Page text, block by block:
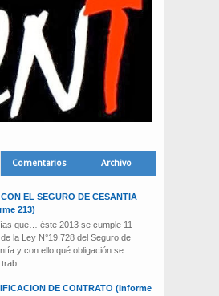
Comentarios Archivo
EL SEGURO DE CESANTIA
213)
que… éste 2013 se cumple 11
la Ley N°19.728 del Seguro de
y con ello qué obligación se
DE CONTRATO (Informe